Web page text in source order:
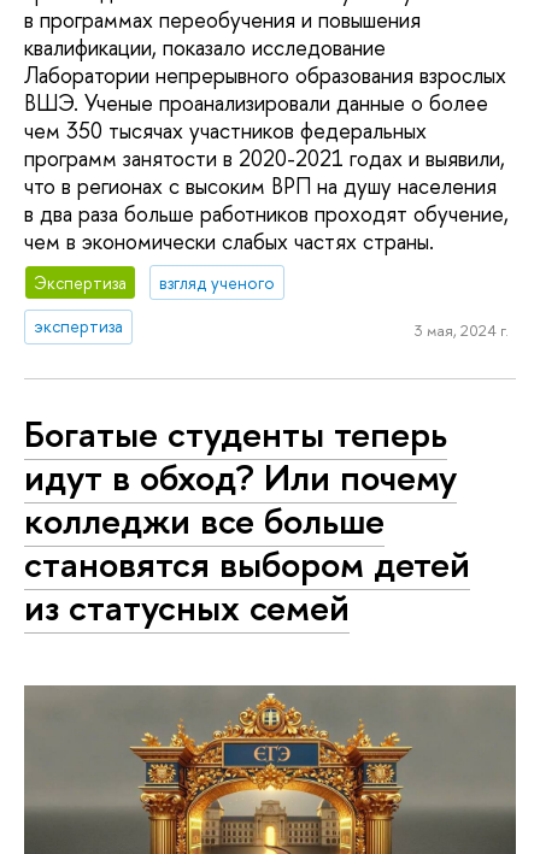
в программах переобучения и повышения
квалификации, показало исследование
Лаборатории непрерывного образования взрослых
ВШЭ. Ученые проанализировали данные о более
чем 350 тысячах участников федеральных
программ занятости в 2020-2021 годах и выявили,
что в регионах с высоким ВРП на душу населения
в два раза больше работников проходят обучение,
чем в экономически слабых частях страны.
Экспертиза
взгляд ученого
экспертиза
3 мая, 2024 г.
Богатые студенты теперь
идут в обход? Или почему
колледжи все больше
становятся выбором детей
из статусных семей